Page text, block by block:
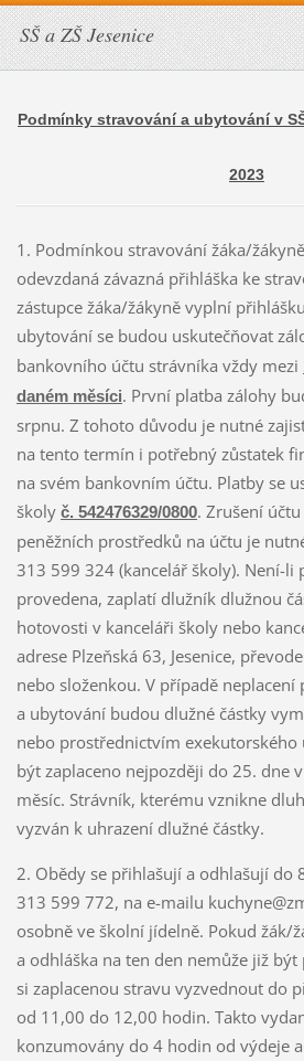
SŠ a ZŠ Jesenice
Podmínky stravování a ubytování v
2023
1. Podmínkou stravování žáka/
odevzdaná závazná přihláška ke
zástupce žáka/žákyně vyplní
ubytování se budou uskutečňovat
bankovního účtu strávníka vždy mezi
daném měsíci. První platba zálohy
srpnu. Z tohoto důvodu je nutné
na tento termín i potřebný zůstatek
na svém bankovním účtu. Platby se
školy č. 542476329/0800. Zrušení
peněžních prostředků na účtu je
313 599 324 (kancelář školy). Není-li
provedena, zaplatí dlužník dlužnou
hotovosti v kanceláři školy nebo
adrese Plzeňská 63, Jesenice,
nebo složenkou. V případě
a ubytování budou dlužné částky
nebo prostřednictvím exekutorského
být zaplaceno nejpozději do 25. dne
měsíc. Strávník, kterému vznikne
vyzván k uhrazení dlužné částky.
2. Obědy se přihlašují a odhlašují do
313 599 772, na e-mailu
osobně ve školní jídelně. Pokud žák/
a odhláška na ten den nemůže již
si zaplacenou stravu vyzvednout do
od 11,00 do 12,00 hodin. Takto
konzumovány do 4 hodin od výdeje